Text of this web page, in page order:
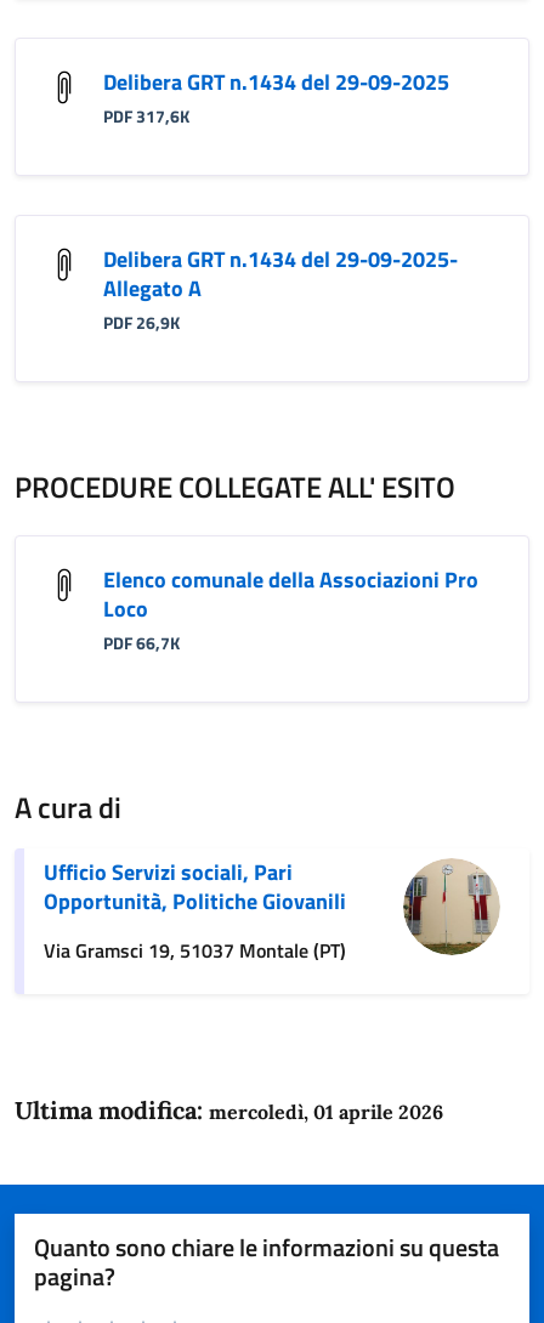
Delibera GRT n.1434 del 29-09-2025
PDF 317,6K
Delibera GRT n.1434 del 29-09-2025-
Allegato A
PDF 26,9K
PROCEDURE COLLEGATE ALL' ESITO
Elenco comunale della Associazioni Pro
Loco
PDF 66,7K
A cura di
Ufficio Servizi sociali, Pari
Opportunità, Politiche Giovanili
Via Gramsci 19, 51037 Montale (PT)
Ultima modifica: mercoledì, 01 aprile 2026
Quanto sono chiare le informazioni su questa
pagina?